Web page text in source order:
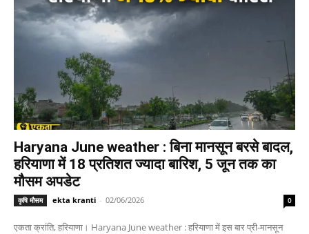
Haryana June weather : बिना मानसून बरसे बादल,
हरियाणा में 18 प्रतिशत ज्यादा बारिश, 5 जून तक का
मौसम अपडेट
कृषि मौसम ekta kranti - 02/06/2026 0
एकता क्रांति, हरियाणा। Haryana June weather : हरियाणा में इस बार प्री-मानसून